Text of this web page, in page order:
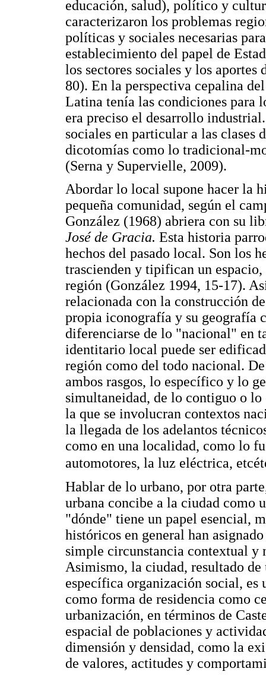
educación, salud), político y
caracterizaron los problemas
políticas y sociales necesarias
establecimiento del papel de
los sectores sociales y los aportes
80). En la perspectiva cepalina
Latina tenía las condiciones para
era preciso el desarrollo
sociales en particular a las clases
dicotomías como lo tradicional-
(Serna y Supervielle, 2009).
Abordar lo local supone hacer la
pequeña comunidad, según el
González (1968) abriera con su
José de Gracia. Esta historia
hechos del pasado local. Son los
trascienden y tipifican un
región (González 1994, 15-17).
relacionada con la construcción
propia iconografía y su geografía
diferenciarse de lo "nacional" en
identitario local puede ser
región como del todo nacional.
ambos rasgos, lo específico y lo
simultaneidad, de lo contiguo o lo
la que se involucran contextos
la llegada de los adelantos
como en una localidad, como lo
automotores, la luz eléctrica,
Hablar de lo urbano, por otra
urbana concibe a la ciudad como
"dónde" tiene un papel esencial,
históricos en general han
simple circunstancia contextual y
Asimismo, la ciudad, resultado
específica organización social, es
como forma de residencia como
urbanización, en términos de
espacial de poblaciones y
dimensión y densidad, como la
de valores, actitudes y